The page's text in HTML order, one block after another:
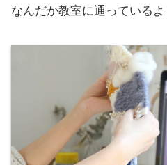
なんだか教室に通っているよ